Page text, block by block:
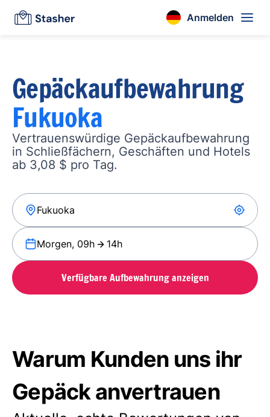
Anmelden
Gepäckaufbewahrung
Fukuoka
Vertrauenswürdige Gepäckaufbewahrung
in Schließfächern, Geschäften und Hotels
ab 3,08 $ pro Tag.
Morgen, 09h 14h
Verfügbare Aufbewahrung anzeigen
Warum Kunden uns ihr
Gepäck anvertrauen